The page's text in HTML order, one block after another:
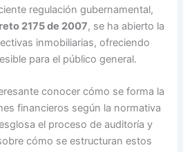
regulación gubernamental,
2175 de 2007, se ha abierto la
inmobiliarias, ofreciendo
para el público general.
conocer cómo se forma la
financieros según la normativa
el proceso de auditoría y
cómo se estructuran estos